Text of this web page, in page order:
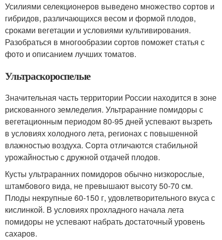
Усилиями селекционеров выведено множество сортов и
гибридов, различающихся весом и формой плодов,
сроками вегетации и условиями культивирования.
Разобраться в многообразии сортов поможет статья с
фото и описанием лучших томатов.
Ультраскороспелые
Значительная часть территории России находится в зоне
рискованного земледелия. Ультраранние помидоры с
вегетационным периодом 80-95 дней успевают вызреть
в условиях холодного лета, регионах с повышенной
влажностью воздуха. Сорта отличаются стабильной
урожайностью с дружной отдачей плодов.
Кусты ультраранних помидоров обычно низкорослые,
штамбового вида, не превышают высоту 50-70 см.
Плоды некрупные 60-150 г, удовлетворительного вкуса с
кислинкой. В условиях прохладного начала лета
помидоры не успевают набрать достаточный уровень
сахаров.